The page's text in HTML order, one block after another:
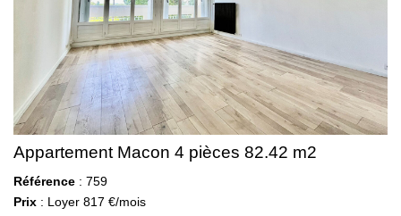
Appartement Macon 4 pièces 82.42 m2
Référence : 759
Prix : Loyer 817 €/mois